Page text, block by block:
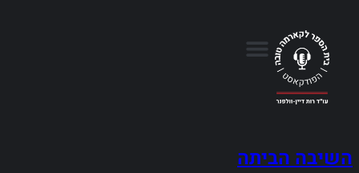
השיבה הביתה